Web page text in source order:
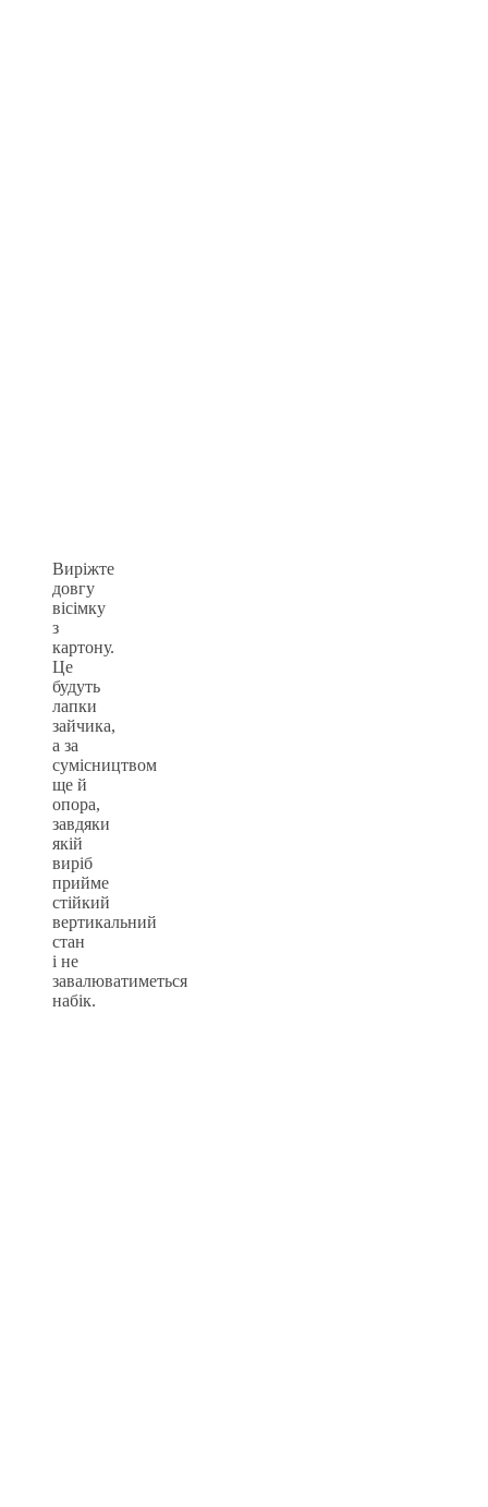
Виріжте
довгу
вісімку
з
картону.
Це
будуть
лапки
зайчика,
а за
сумісництвом
ще й
опора,
завдяки
якій
виріб
прийме
стійкий
вертикальний
стан
і не
завалюватиметься
набік.